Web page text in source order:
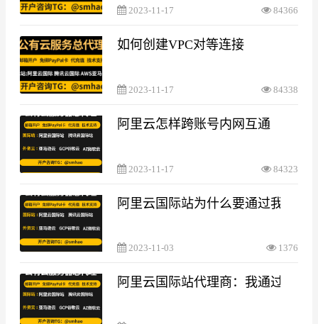
2023-11-17 84366
如何创建VPC对等连接
2023-11-17 84338
阿里云怎样跨账号内网互通
2023-11-17 84323
阿里云国际站为什么要通过我们代
2023-11-03 1376
阿里云国际站代理商：我通过你们